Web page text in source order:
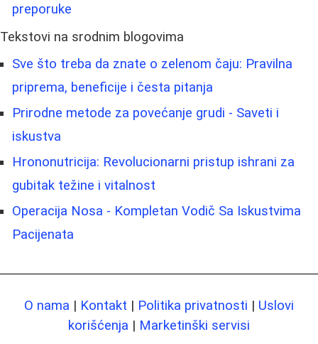
preporuke
Tekstovi na srodnim blogovima
Sve što treba da znate o zelenom čaju: Pravilna
priprema, beneficije i česta pitanja
Prirodne metode za povećanje grudi - Saveti i
iskustva
Hrononutricija: Revolucionarni pristup ishrani za
gubitak težine i vitalnost
Operacija Nosa - Kompletan Vodič Sa Iskustvima
Pacijenata
O nama | Kontakt | Politika privatnosti | Uslovi
korišćenja | Marketinški servisi